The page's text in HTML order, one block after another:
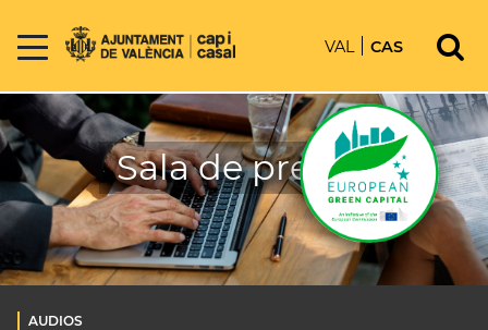
VAL CAS
Sala de prensa
AUDIOS